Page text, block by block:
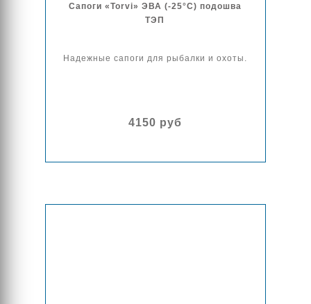
Сапоги «Torvi» ЭВА (-25°С) подошва
ТЭП
Надежные сапоги для рыбалки и охоты.
4150 руб